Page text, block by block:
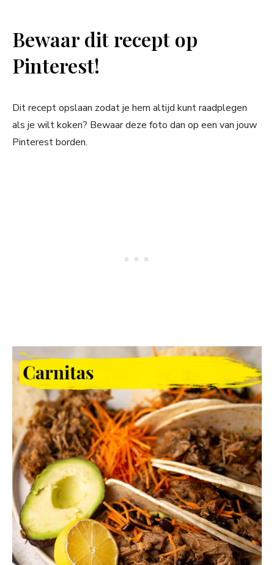
Bewaar dit recept op
Pinterest!
Dit recept opslaan zodat je hem altijd kunt raadplegen
als je wilt koken? Bewaar deze foto dan op een van jouw
Pinterest borden.